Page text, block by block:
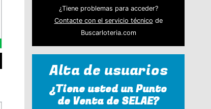
¿Tiene problemas para acceder?
Contacte con el servicio técnico de
Buscarloteria.com
Alta de usuarios
¿Tiene usted un Punto
de Venta de SELAE?